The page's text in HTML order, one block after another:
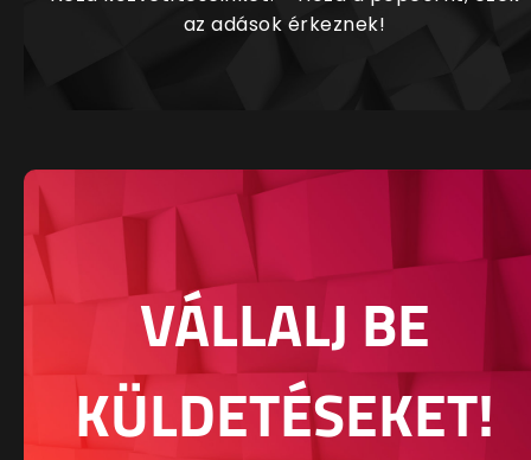
az adások érkeznek!
VÁLLALJ BE
KÜLDETÉSEKET!